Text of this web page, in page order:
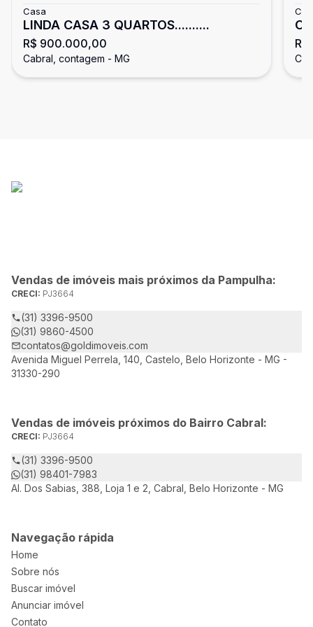
Casa
LINDA CASA 3 QUARTOS..........
R$ 900.000,00
Cabral, contagem - MG
Vendas de imóveis mais próximos da Pampulha:
CRECI: PJ3664
(31) 3396-9500
(31) 9860-4500
contatos@goldimoveis.com
Avenida Miguel Perrela, 140, Castelo, Belo Horizonte - MG -
31330-290
Vendas de imóveis próximos do Bairro Cabral:
CRECI: PJ3664
(31) 3396-9500
(31) 98401-7983
Al. Dos Sabias, 388, Loja 1 e 2, Cabral, Belo Horizonte - MG
Navegação rápida
Home
Sobre nós
Buscar imóvel
Anunciar imóvel
Contato